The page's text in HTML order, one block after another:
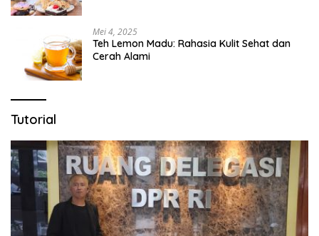
Mei 4, 2025
Teh Lemon Madu: Rahasia Kulit Sehat dan
Cerah Alami
Tutorial